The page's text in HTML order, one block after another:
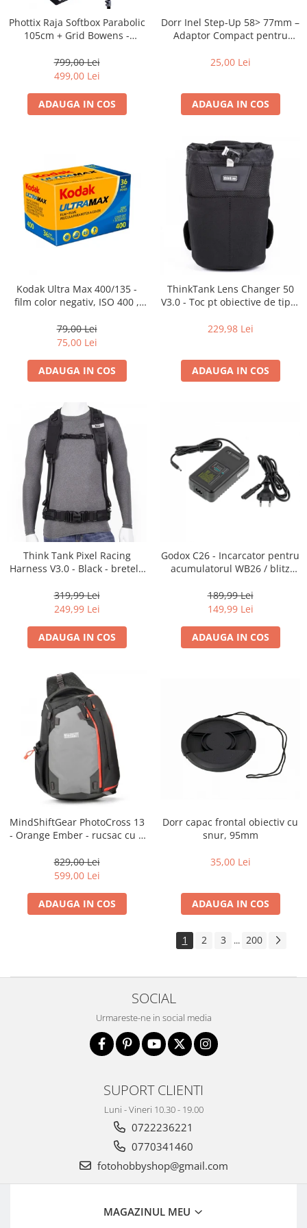
Blitz-uri studio
Blitz-uri mobile, cu acumulatori
Accesorii Blitz-uri studio
Lampi lumina continua
Stative/boom-uri pentru lumini
Suporti pentru fundaluri
Blende
Umbrele
Corturi si mese pt. fotografia de
Huse si genti pentru studio
Suruburi si piulite, adaptoare de
Calibrare expunere
Cartuse si cerneluri
Imprimante
Scannere Documente
Hartie foto
Filme foto si scanere film
Materiale foto alb-negru
Aparate foto unica folosinta
Filme instant FUJI INSTAX
diapozitive 35mm color
diapozitive late 120mm color
negative 35mm color
negative late 120mm alb-negru
negative late 120mm color
Scanere Film
Binocluri, Lupe si Telescoape
Binocluri
Accesorii pentru Lunete si
Telescoape
Aparate de colectie
Aparate foto de colectie reflex,
format 24x36mm
Aparate foto de colectie, cu burduf
Biobiective
Aparate foto de colectie , Stereo
Aparate foto de colectie -
Accesorii pt. aparate foto de
Aparate de colectie de tip Box-
Reviste, carti si software
Aparate foto SECOND HAND
Aparate foto Mirrorless (SH)
Phottix Raja Softbox Parabolic
105cm + Grid Bowens -
799,00 Lei
499,00 Lei
ADAUGA IN COS
Dorr Inel Step-Up 58> 77mm –
Adaptor Compact pentru
25,00 Lei
ADAUGA IN COS
Kodak Ultra Max 400/135 -
film color negativ, ISO 400 ,
79,00 Lei
75,00 Lei
ADAUGA IN COS
ThinkTank Lens Changer 50
V3.0 - Toc pt obiective de tipul
229,98 Lei
ADAUGA IN COS
Think Tank Pixel Racing
Harness V3.0 - Black - bretele
319,99 Lei
249,99 Lei
ADAUGA IN COS
Godox C26 - Incarcator pentru
acumulatorul WB26 / blitz
189,99 Lei
149,99 Lei
ADAUGA IN COS
MindShiftGear PhotoCross 13
- Orange Ember - rucsac cu o
829,00 Lei
599,00 Lei
ADAUGA IN COS
Dorr capac frontal obiectiv cu
snur, 95mm
35,00 Lei
ADAUGA IN COS
1 2 3 ... 200
SOCIAL
Urmareste-ne in social media
SUPORT CLIENTI
Luni - Vineri 10.30 - 19.00
0722236221
0770341460
fotohobbyshop@gmail.com
MAGAZINUL MEU